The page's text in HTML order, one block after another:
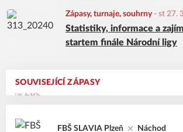
SOUVISEJÍCÍ ZÁPASY
FBŠ SLAVIA Plzeň Náchod
Zápasy, turnaje, souhrny - st 27.
Statistiky, informace a
startem finále Národní ligy